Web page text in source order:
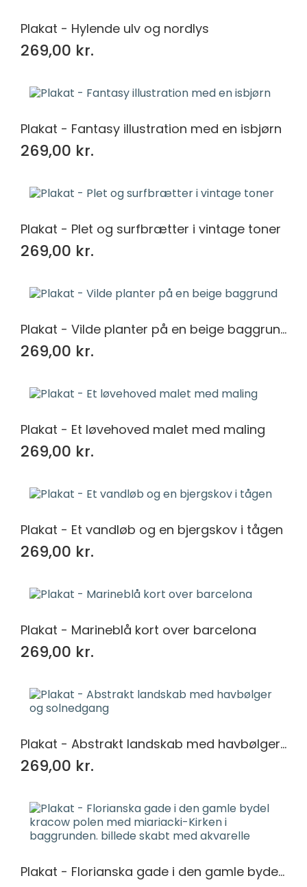
Plakat - Hylende ulv og nordlys
269,00 kr.
Plakat - Fantasy illustration med en isbjørn
269,00 kr.
Plakat - Plet og surfbrætter i vintage toner
269,00 kr.
Plakat - Vilde planter på en beige baggrund
269,00 kr.
Plakat - Et løvehoved malet med maling
269,00 kr.
Plakat - Et vandløb og en bjergskov i tågen
269,00 kr.
Plakat - Marineblå kort over barcelona
269,00 kr.
Plakat - Abstrakt landskab med havbølger og solnedgang
269,00 kr.
Plakat - Florianska gade i den gamle bydel kracow polen med miariacki-Kirken i baggrunden. billede skabt med akvarelle